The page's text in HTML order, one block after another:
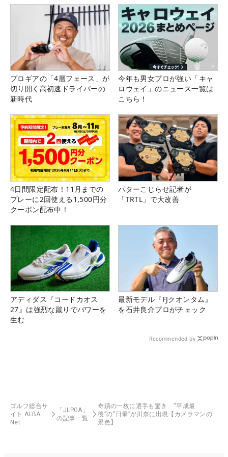
プロギアの「4層フェース」が
切り開く高初速ドライバーの
新時代
今年も男女プロが強い「キャ
ロウェイ」のニュース一覧は
こちら！
4日間限定配布！11月までの
プレーに2回使える1,500円分
クーポン配布中！
パターこじらせ記者が
「TRTL」で大改善
アディダス『コードカオス
27』は強烈な蹴りでパワーを
生む
最新モデル『FJクオンタム』
を石井良介プロがチェック
Recommended by
ゴルフ総合サ
イト ALBA
Net
「JLPGA」
の記事一覧
奇蹟の一枚に選手も驚き “平成最
後”の“日暈”が川奈に出現【カメラマンの
景色】